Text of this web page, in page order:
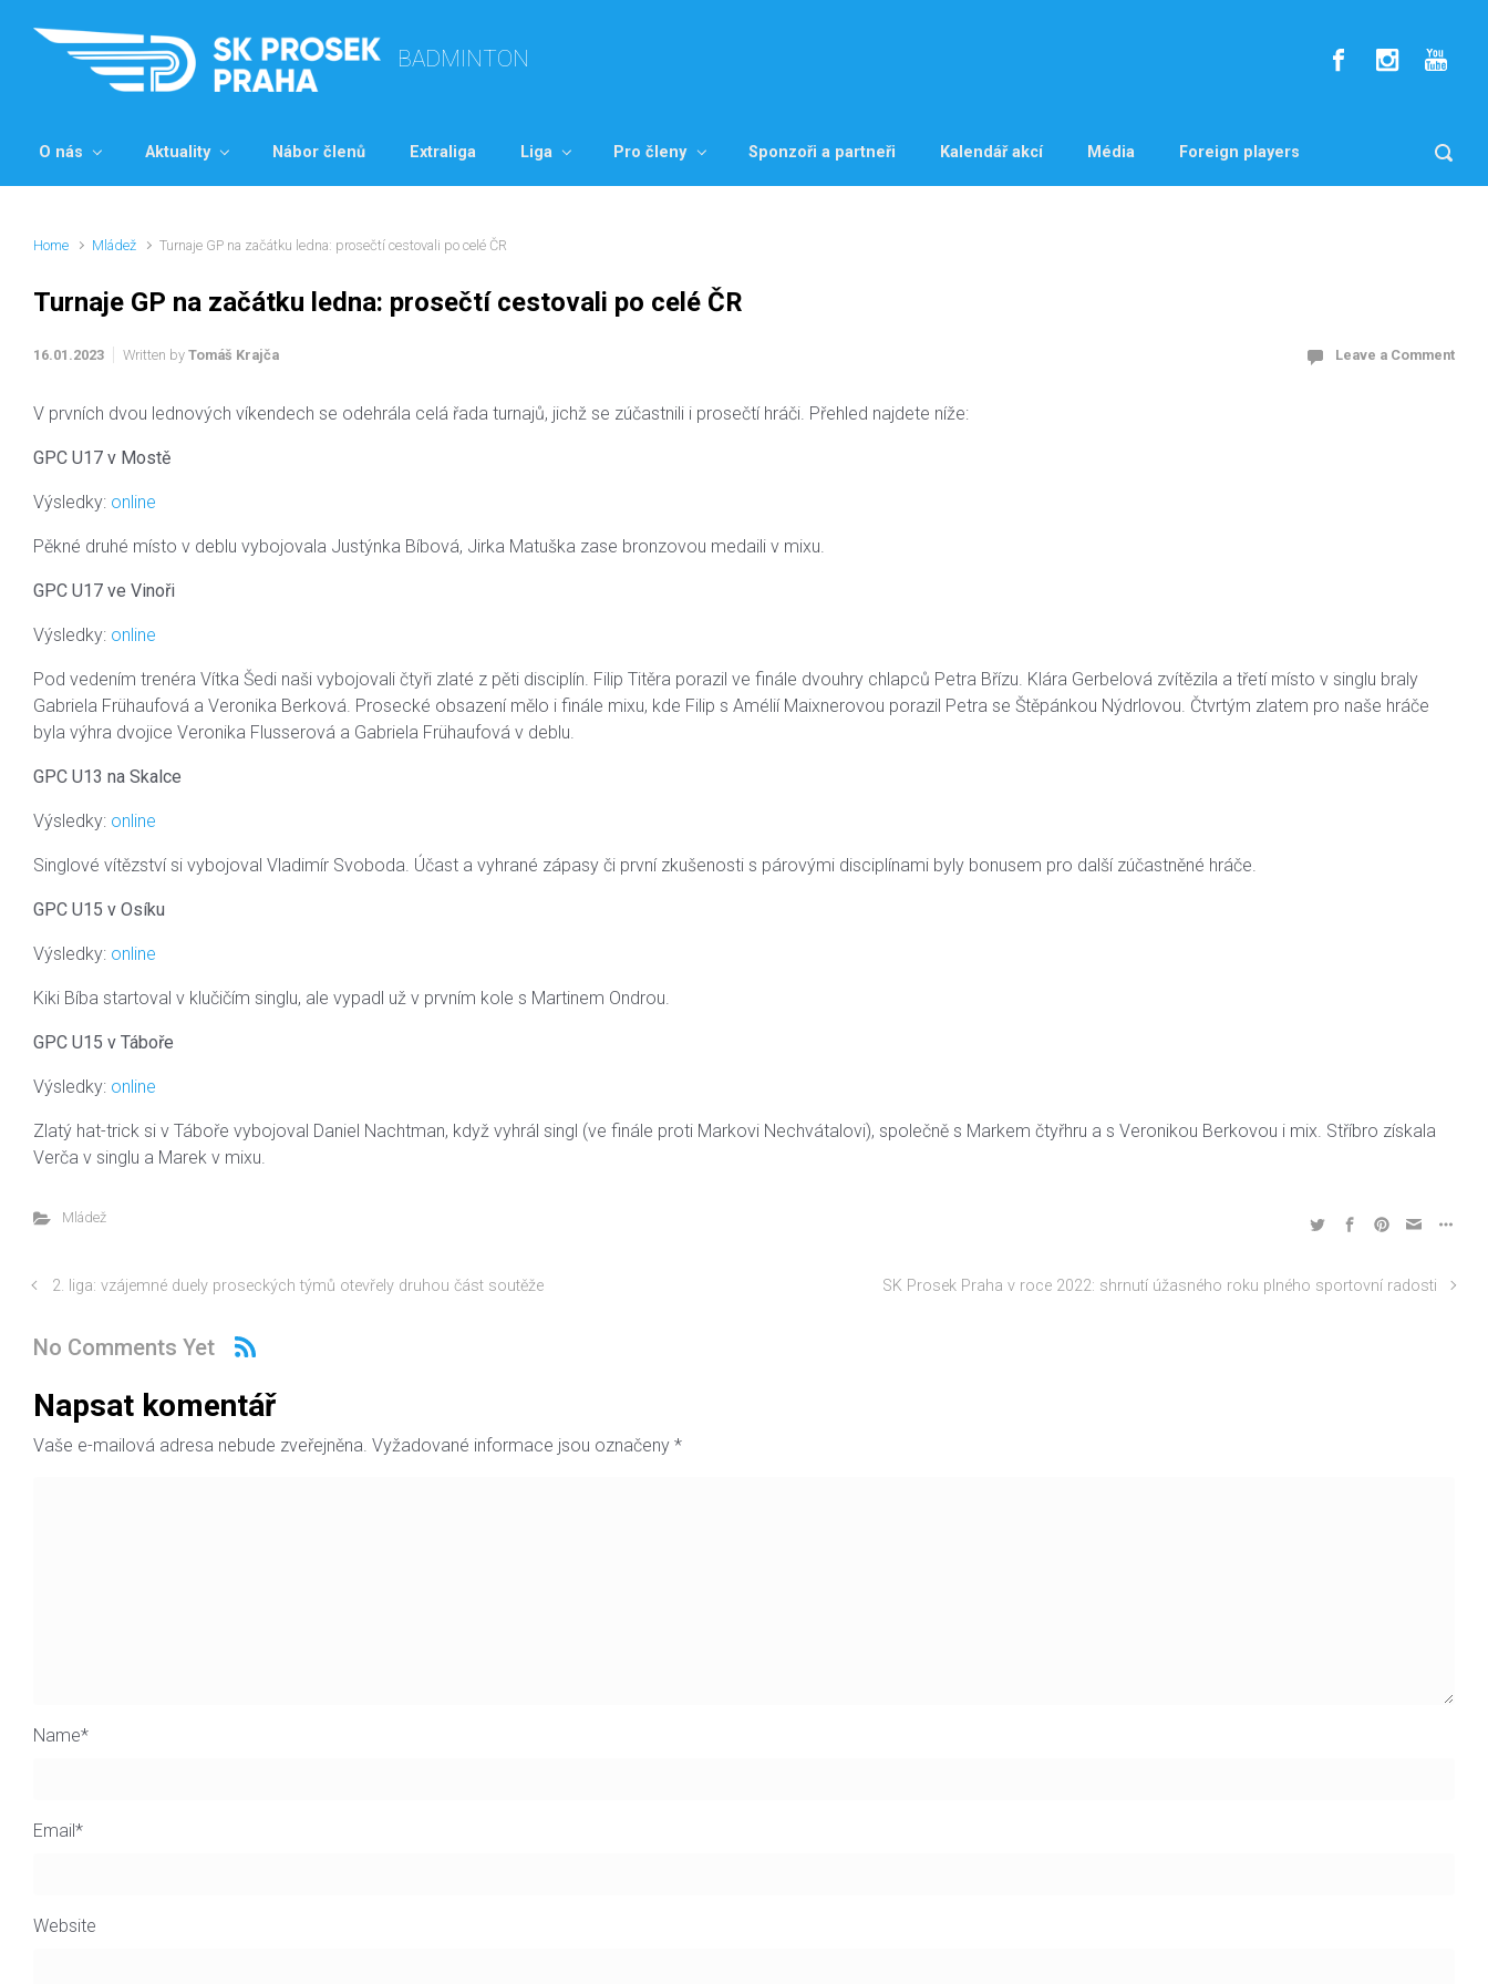
Skip to main content
BADMINTON
O nás Aktuality Nábor členů Extraliga Liga Pro členy Sponzoři a partneři Kalendář akcí Média Foreign players
Home Mládež Turnaje GP na začátku ledna: prosečtí cestovali po celé ČR
Turnaje GP na začátku ledna: prosečtí cestovali po celé ČR
16.01.2023 Written by Tomáš Krajča Leave a Comment
V prvních dvou lednových víkendech se odehrála celá řada turnajů, jichž se zúčastnili i prosečtí hráči. Přehled najdete níže:
GPC U17 v Mostě
Výsledky: online
Pěkné druhé místo v deblu vybojovala Justýnka Bíbová, Jirka Matuška zase bronzovou medaili v mixu.
GPC U17 ve Vinoři
Výsledky: online
Pod vedením trenéra Vítka Šedi naši vybojovali čtyři zlaté z pěti disciplín. Filip Titěra porazil ve finále dvouhry chlapců Petra Břízu. Klára Gerbelová zvítězila a třetí místo v singlu braly
Gabriela Frühaufová a Veronika Berková. Prosecké obsazení mělo i finále mixu, kde Filip s Amélií Maixnerovou porazil Petra se Štěpánkou Nýdrlovou. Čtvrtým zlatem pro naše hráče
byla výhra dvojice Veronika Flusserová a Gabriela Frühaufová v deblu.
GPC U13 na Skalce
Výsledky: online
Singlové vítězství si vybojoval Vladimír Svoboda. Účast a vyhrané zápasy či první zkušenosti s párovými disciplínami byly bonusem pro další zúčastněné hráče.
GPC U15 v Osíku
Výsledky: online
Kiki Bíba startoval v klučičím singlu, ale vypadl už v prvním kole s Martinem Ondrou.
GPC U15 v Táboře
Výsledky: online
Zlatý hat-trick si v Táboře vybojoval Daniel Nachtman, když vyhrál singl (ve finále proti Markovi Nechvátalovi), společně s Markem čtyřhru a s Veronikou Berkovou i mix. Stříbro získala
Verča v singlu a Marek v mixu.
Mládež
2. liga: vzájemné duely proseckých týmů otevřely druhou část soutěže SK Prosek Praha v roce 2022: shrnutí úžasného roku plného sportovní radosti
No Comments Yet
Napsat komentář
Vaše e-mailová adresa nebude zveřejněna. Vyžadované informace jsou označeny *
Name*
Email*
Website